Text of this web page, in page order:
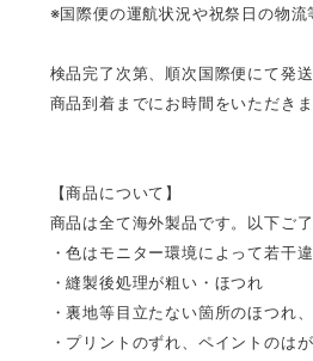
※国際便の運航状況や祝祭日の物流
検品完了次第、順次国際便にて発
商品到着までにお時間をいただき
【商品について】
商品は全て海外製品です。以下ご
・色はモニター環境によって若干
・縫製後処理が粗い・ほつれ
・裏地等目立たない箇所のほつれ
・プリントのずれ、ペイントのは